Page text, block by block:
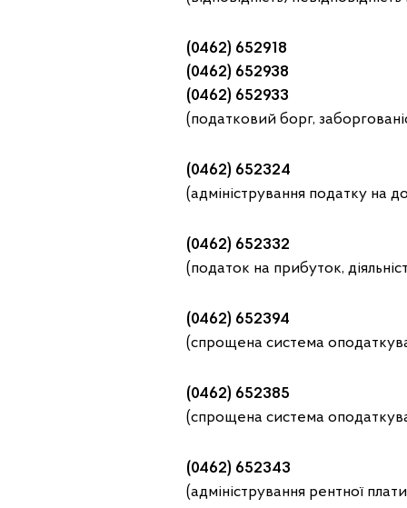
(0462) 652918
(0462) 652938
(0462) 652933
(податковий борг,
(0462) 652324
(адміністрування податку на
(0462) 652332
(податок на прибуток,
(0462) 652394
(спрощена система
(0462) 652385
(спрощена система
(0462) 652343
(адміністрування рентної